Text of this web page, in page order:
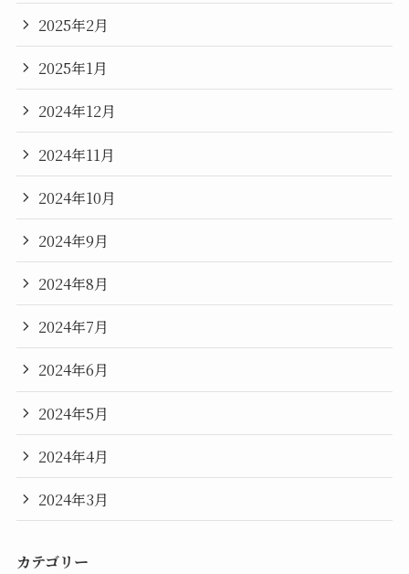
2025年2月
2025年1月
2024年12月
2024年11月
2024年10月
2024年9月
2024年8月
2024年7月
2024年6月
2024年5月
2024年4月
2024年3月
カテゴリー